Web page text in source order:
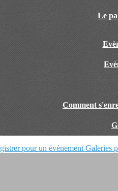
Le
Comment
pour un évènement Galeries